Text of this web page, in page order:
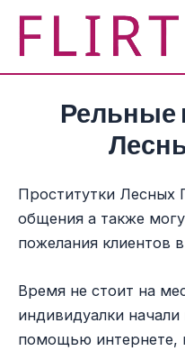
Перейти
содержимому
Рельные
Проститутки Лесных
общения а также
пожелания клиентов
Время не стоит на
индивидуалки
помощью интернете,